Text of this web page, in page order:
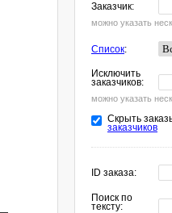
Заказчик:
можно указать
Список:
Исключить
заказчиков:
можно указать
Скрыть
заказчиков
ID заказа:
Поиск по
тексту: